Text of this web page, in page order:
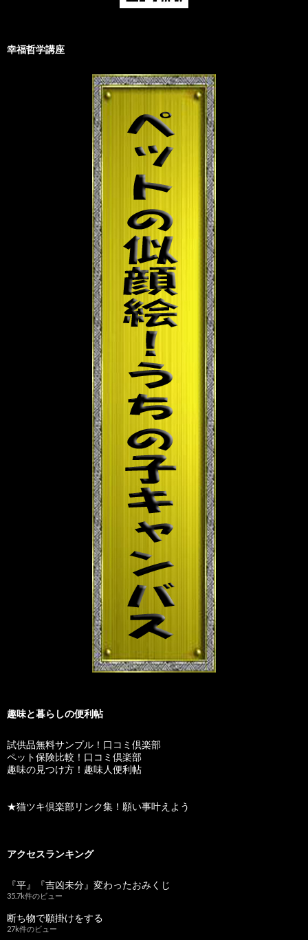
幸福哲学講座
趣味と暮らしの便利帖
試供品無料サンプル！口コミ倶楽部
ペット保険比較！口コミ倶楽部
趣味の見つけ方！趣味人便利帖
★猫ツキ倶楽部リンク集！願い事叶えよう
アクセスランキング
『平』『吉凶未分』変わったおみくじ
35.7k件のビュー
断ち物で願掛けをする
27k件のビュー